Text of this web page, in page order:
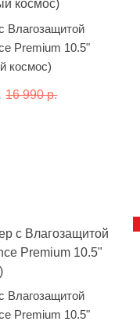
Влагозащитой
Premium 10.5"
космос)
16 990 р.
Влагозащитой
Premium 10.5"